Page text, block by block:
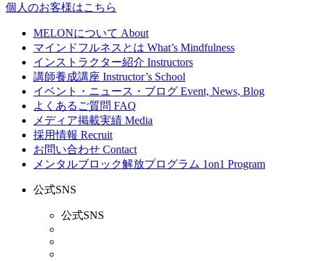
個人のお客様はこちら
MELONについて About
マインドフルネスとは What’s Mindfulness
インストラクター紹介 Instructors
講師養成講座 Instructor’s School
イベント・ニュース・ブログ Event, News, Blog
よくあるご質問 FAQ
メディア掲載実績 Media
採用情報 Recruit
お問い合わせ Contact
メンタルブロック解放プログラム 1on1 Program
公式SNS
公式SNS